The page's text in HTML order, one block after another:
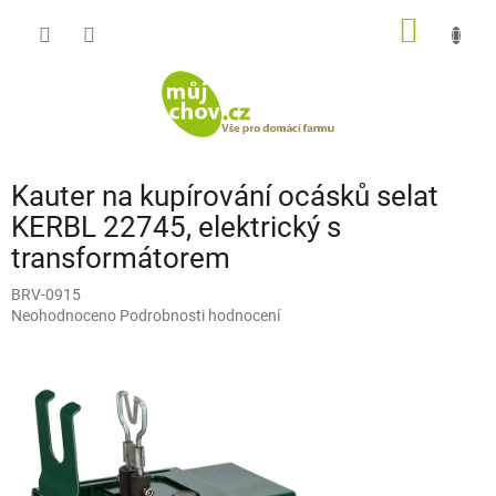
Kauter na kupírování ocásků selat
KERBL 22745, elektrický s
transformátorem
BRV-0915
Průměrné
hvězdiček.
Neohodnoceno Podrobnosti hodnocení